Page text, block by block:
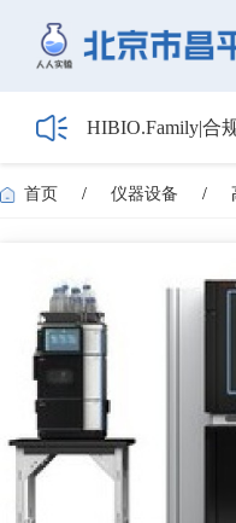
HIBIO.Family|合
【最新日程】
关于召开2026
首页 / 仪器设备 /